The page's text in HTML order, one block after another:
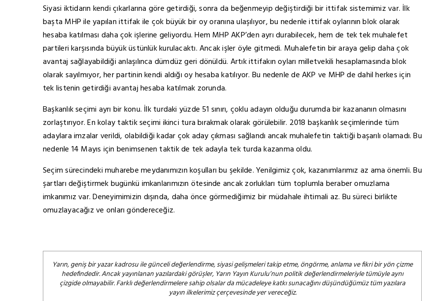
Siyasi iktidarın kendi çıkarlarına göre getirdiği, sonra da beğenmeyip değiştirdiği bir ittifak sistemimiz var. İlk
başta MHP ile yapılan ittifak ile çok büyük bir oy oranına ulaşılıyor, bu nedenle ittifak oylarının blok olarak
hesaba katılması daha çok işlerine geliyordu. Hem MHP AKP’den ayrı durabilecek, hem de tek tek muhalefet
partileri karşısında büyük üstünlük kurulacaktı. Ancak işler öyle gitmedi. Muhalefetin bir araya gelip daha çok
avantaj sağlayabildiği anlaşılınca dümdüz geri dönüldü. Artık ittifakın oyları milletvekili hesaplamasında blok
olarak sayılmıyor, her partinin kendi aldığı oy hesaba katılıyor. Bu nedenle de AKP ve MHP de dahil herkes için
tek listenin getirdiği avantaj hesaba katılmak zorunda.
Başkanlık seçimi ayrı bir konu. İlk turdaki yüzde 51 sınırı, çoklu adayın olduğu durumda bir kazananın olmasını
zorlaştırıyor. En kolay taktik seçimi ikinci tura bırakmak olarak görülebilir. 2018 başkanlık seçimlerinde tüm
adaylara imzalar verildi, olabildiği kadar çok aday çıkması sağlandı ancak muhalefetin taktiği başarılı olamadı. Bu
nedenle 14 Mayıs için benimsenen taktik de tek adayla tek turda kazanma oldu.
Seçim sürecindeki muharebe meydanımızın koşulları bu şekilde. Yenilgimiz çok, kazanımlarımız az ama önemli. Bu
şartları değiştirmek bugünkü imkanlarımızın ötesinde ancak zorlukları tüm toplumla beraber omuzlama
imkanımız var. Deneyimimizin dışında, daha önce görmediğimiz bir müdahale ihtimali az. Bu süreci birlikte
omuzlayacağız ve onları göndereceğiz.
Yarın, geniş bir yazar kadrosu ile günceli değerlendirme, siyasi gelişmeleri takip etme, öngörme, anlama ve fikri bir yön çizme
hedefindedir. Ancak yayınlanan yazılardaki görüşler, Yarın Yayın Kurulu’nun politik değerlendirmeleriyle tümüyle aynı
çizgide olmayabilir. Farklı değerlendirmelere sahip olsalar da mücadeleye katkı sunacağını düşündüğümüz tüm yazılara
yayın ilkelerimiz çerçevesinde yer vereceğiz.